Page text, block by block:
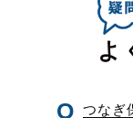
よ
つなぎ